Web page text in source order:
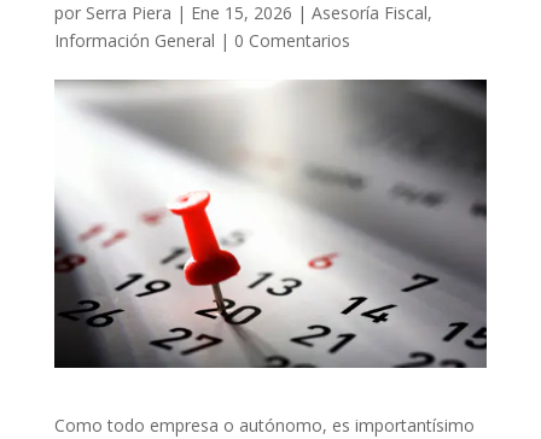
por Serra Piera | Ene 15, 2026 | Asesoría Fiscal,
Información General | 0 Comentarios
Como todo empresa o autónomo, es importantísimo